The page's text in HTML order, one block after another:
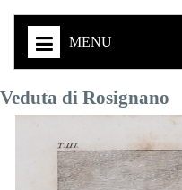
MENU
Veduta di Rosignano